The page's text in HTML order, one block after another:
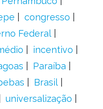
congresso
Federal
incentivo
Paraíba
Brasil
universalização